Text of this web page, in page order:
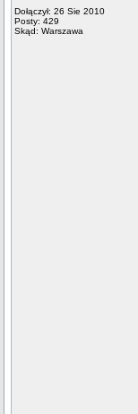
Dołączył: 26 Sie 2010
Posty: 429
Skąd: Warszawa